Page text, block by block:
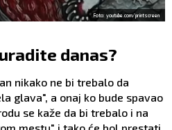
Foto: youtube.com/printscreen
danas?
nikako ne bi trebalo da
glava", a onaj ko bude spavao
se kaže da bi trebalo i na